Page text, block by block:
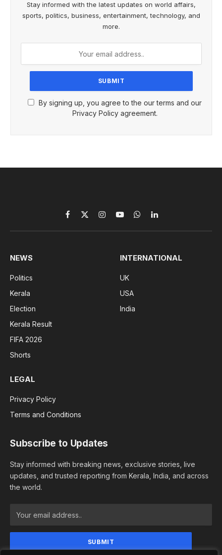
Stay informed with the latest updates on world affairs,
sports, politics, business, entertainment, technology, and
more.
By signing up, you agree to the our terms and our
Privacy Policy agreement.
Facebook
X
(Twitter)
InstagramYouTubeWhatsAppLinkedIn
NEWS
Politics
Kerala
Election
Kerala Result
FIFA 2026
Shorts
INTERNATIONAL
UK
USA
India
LEGAL
Privacy Policy
Terms and Conditions
Subscribe to Updates
Stay informed with breaking news, exclusive stories, live
updates, and trusted reporting from Kerala, India, and across
the world.